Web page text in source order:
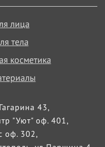
лица
тела
косметика
43,
"Уют" оф. 401,
оф. 302,